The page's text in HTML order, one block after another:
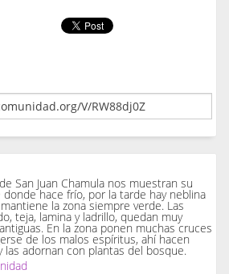
San Juan Chamula nos muestran su
hace frío, por la tarde hay neblina
la zona siempre verde. Las
teja, lamina y ladrillo, quedan muy
En la zona ponen muchas cruces
de los malos espíritus, ahí hacen
las adornan con plantas del bosque.